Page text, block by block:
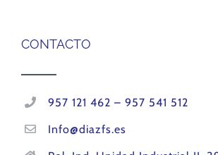
CONTACTO
957 121 462 – 957 541 512
Info@diazfs.es